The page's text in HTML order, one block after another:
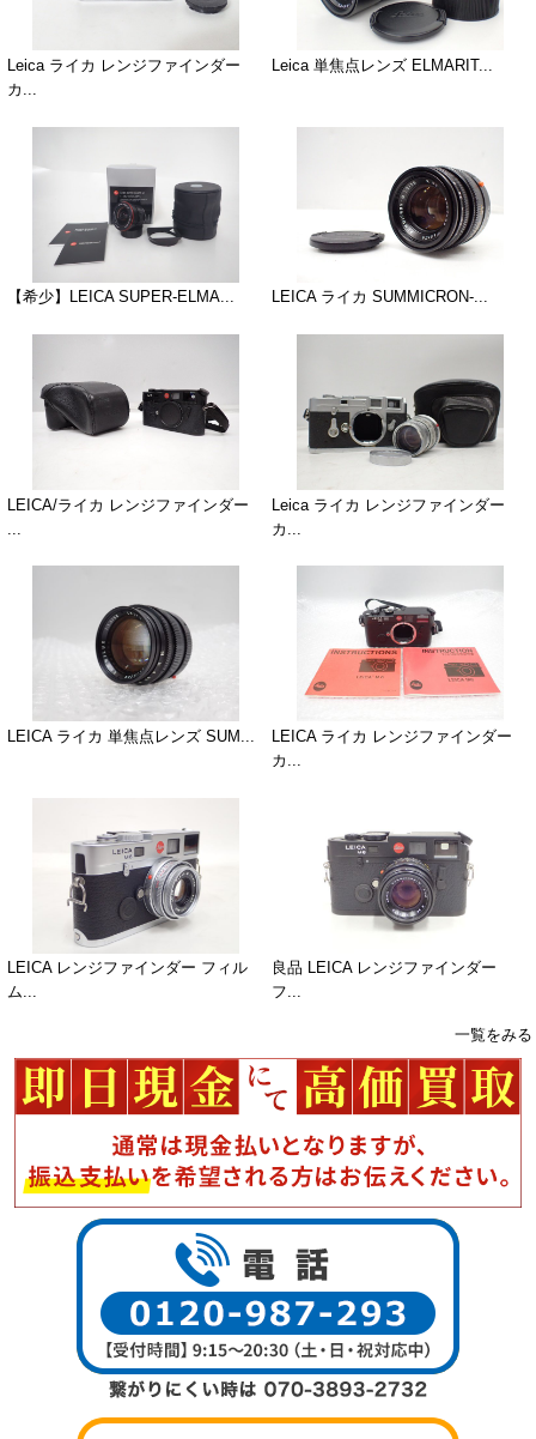
Leica ライカ レンジファインダー
カ...
Leica 単焦点レンズ ELMARIT...
【希少】LEICA SUPER-ELMA... LEICA ライカ SUMMICRON-...
LEICA/ライカ レンジファインダー
Leica ライカ レンジファインダー
カ...
LEICA ライカ 単焦点レンズ SUM...
LEICA ライカ レンジファインダー
カ...
LEICA レンジファインダー フィル
ム...
良品 LEICA レンジファインダー
フ...
一覧をみる